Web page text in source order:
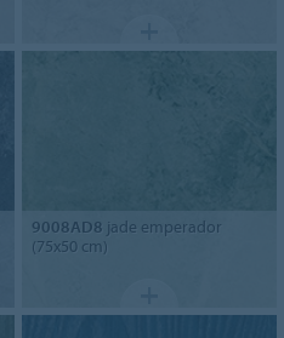
9008AD8 jade emperador
(75x50 cm)